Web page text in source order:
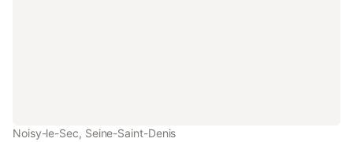
Noisy-le-Sec, Seine-Saint-Denis